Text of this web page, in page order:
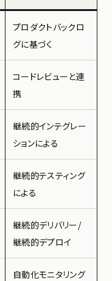
プロダクトバックロ
グに基づく
コードレビューと連
携
継続的インテグレー
ションによる
継続的テスティング
による
継続的デリバリー/
継続的デプロイ
自動化モニタリング